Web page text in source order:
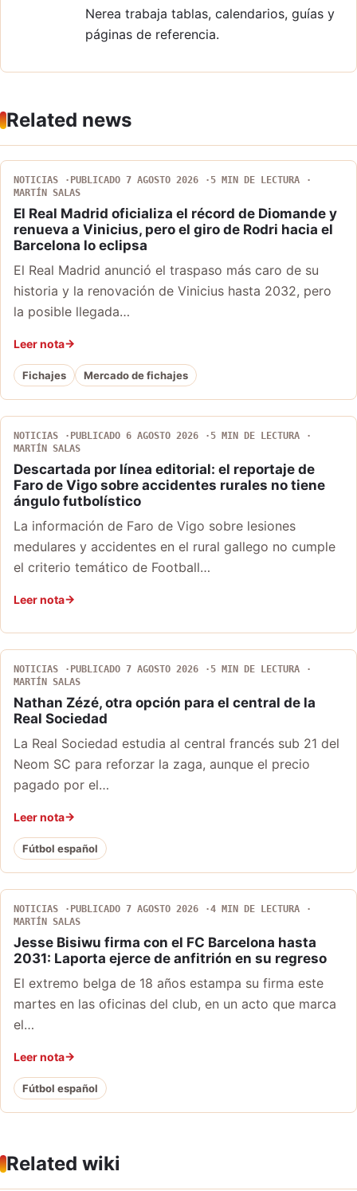
Nerea trabaja tablas, calendarios, guías y
páginas de referencia.
Related news
NOTICIAS PUBLICADO 7 AGOSTO 2026
5 MIN DE LECTURA
MARTÍN SALAS
El Real Madrid oficializa el récord de Diomande y
renueva a Vinicius, pero el giro de Rodri hacia el
Barcelona lo eclipsa
El Real Madrid anunció el traspaso más caro de su
historia y la renovación de Vinicius hasta 2032, pero
la posible llegada…
Leer nota
Fichajes Mercado de fichajes
NOTICIAS PUBLICADO 6 AGOSTO 2026
5 MIN DE LECTURA
MARTÍN SALAS
Descartada por línea editorial: el reportaje de
Faro de Vigo sobre accidentes rurales no tiene
ángulo futbolístico
La información de Faro de Vigo sobre lesiones
medulares y accidentes en el rural gallego no cumple
el criterio temático de Football…
Leer nota
NOTICIAS PUBLICADO 7 AGOSTO 2026
5 MIN DE LECTURA
MARTÍN SALAS
Nathan Zézé, otra opción para el central de la
Real Sociedad
La Real Sociedad estudia al central francés sub 21 del
Neom SC para reforzar la zaga, aunque el precio
pagado por el…
Leer nota
Fútbol español
NOTICIAS PUBLICADO 7 AGOSTO 2026
4 MIN DE LECTURA
MARTÍN SALAS
Jesse Bisiwu firma con el FC Barcelona hasta
2031: Laporta ejerce de anfitrión en su regreso
El extremo belga de 18 años estampa su firma este
martes en las oficinas del club, en un acto que marca
el…
Leer nota
Fútbol español
Related wiki